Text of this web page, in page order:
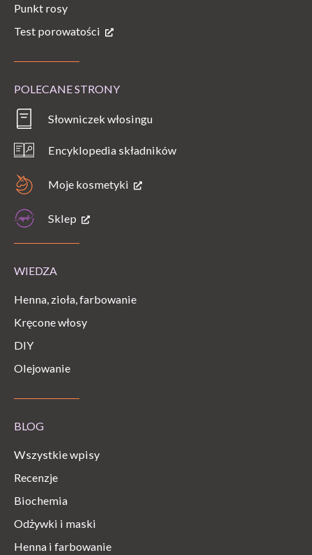
Punkt rosy
Test porowatości
POLECANE STRONY
Słowniczek włosingu
Encyklopedia składników
Moje kosmetyki
Sklep
WIEDZA
Henna, zioła, farbowanie
Kręcone włosy
DIY
Olejowanie
BLOG
Wszystkie wpisy
Recenzje
Biochemia
Odżywki i maski
Henna i farbowanie